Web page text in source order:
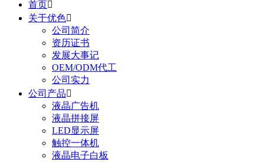
首页
关于优色
公司简介
资历证书
发展大事记
OEM/ODM代工
公司实力
公司产品
液晶广告机
液晶拼接屏
LED显示屏
触控一体机
液晶电子白板